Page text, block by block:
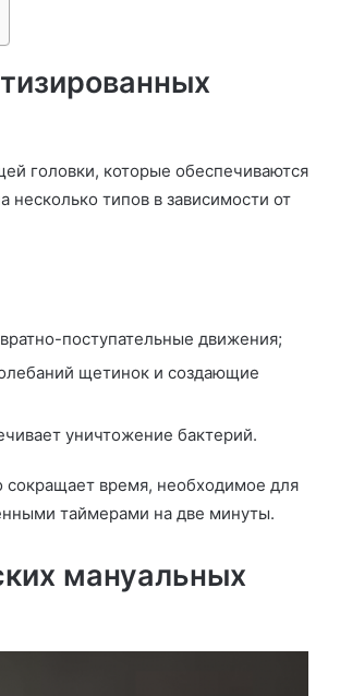
головки, которые обеспечиваются
типов в зависимости от
поступательные движения;
щетинок и создающие
уничтожение бактерий.
сокращает время, необходимое для
таймерами на две минуты.
мануальных